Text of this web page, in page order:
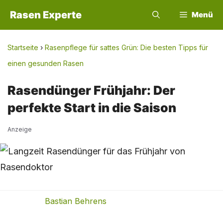
Rasen Experte Menü
Startseite › Rasenpflege für sattes Grün: Die besten Tipps für
einen gesunden Rasen
Rasendünger Frühjahr: Der
perfekte Start in die Saison
Anzeige
Bastian Behrens